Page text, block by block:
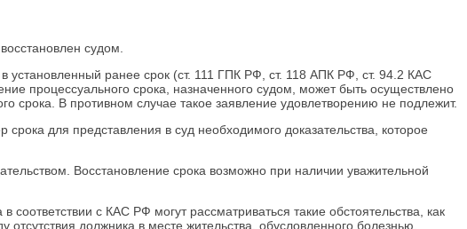
судом.
установленный ранее срок (ст. 111 ГПК РФ, ст. 118 АПК РФ, ст. 94.2 КАС
процессуального срока, назначенного судом, может быть осуществлено
срока. В противном случае такое заявление удовлетворению не подлежит.
для представления в суд необходимого доказательства, которое
Восстановление срока возможно при наличии уважительной
с КАС РФ могут рассматриваться такие обстоятельства, как
должника в месте жительства, обусловленного болезнью,